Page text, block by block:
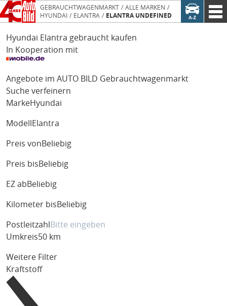
GEBRAUCHTWAGENMARKT
ALLE MARKEN
HYUNDAI
ELANTRA ELANTRA UNDEFINED
Hyundai Elantra gebraucht kaufen
In Kooperation mit
Angebote im AUTO BILD Gebrauchtwagenmarkt
Suche verfeinern
MarkeHyundai
Modell Elantra
Preis von Beliebig
Preis bis Beliebig
EZ ab Beliebig
Kilometer bis Beliebig
Postleitzahl
Umkreis50 km
Weitere Filter
Kraftstoff